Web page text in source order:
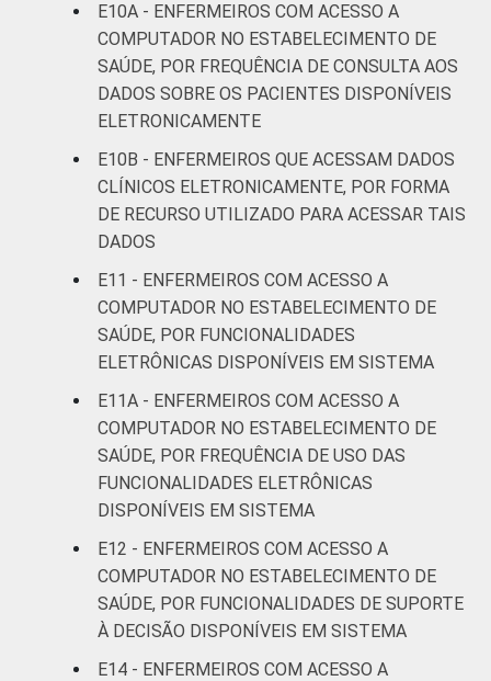
¹Refere-se aos profissionais que declararam
não consultar o dado, apesar de ele estar
disponível. ²Refere-se aos profissionais que
declararam não haver disponibilidade
eletrônica do dado, aos que declararam não
não responderam à pergunta sobre a
disponibilidade.
E10A - ENFERMEIROS COM ACESSO A
COMPUTADOR NO ESTABELECIMENTO DE
SAÚDE, POR FREQUÊNCIA DE CONSULTA AOS
DADOS SOBRE OS PACIENTES DISPONÍVEIS
ELETRONICAMENTE
E10B - ENFERMEIROS QUE ACESSAM DADOS
CLÍNICOS ELETRONICAMENTE, POR FORMA
DE RECURSO UTILIZADO PARA ACESSAR TAIS
DADOS
E11 - ENFERMEIROS COM ACESSO A
COMPUTADOR NO ESTABELECIMENTO DE
SAÚDE, POR FUNCIONALIDADES
ELETRÔNICAS DISPONÍVEIS EM SISTEMA
E11A - ENFERMEIROS COM ACESSO A
COMPUTADOR NO ESTABELECIMENTO DE
SAÚDE, POR FREQUÊNCIA DE USO DAS
FUNCIONALIDADES ELETRÔNICAS
DISPONÍVEIS EM SISTEMA
E12 - ENFERMEIROS COM ACESSO A
COMPUTADOR NO ESTABELECIMENTO DE
SAÚDE, POR FUNCIONALIDADES DE SUPORTE
À DECISÃO DISPONÍVEIS EM SISTEMA
E14 - ENFERMEIROS COM ACESSO A